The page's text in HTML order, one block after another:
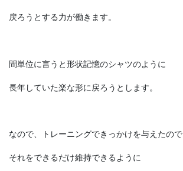
戻ろうとする力が働きます。
間単位に言うと形状記憶のシャツのように
長年していた楽な形に戻ろうとします。
なので、トレーニングできっかけを与えたので
それをできるだけ維持できるように